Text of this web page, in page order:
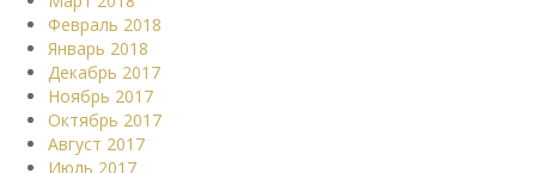
Февраль 2018
Январь 2018
Декабрь 2017
Ноябрь 2017
Октябрь 2017
Август 2017
Июль 2017